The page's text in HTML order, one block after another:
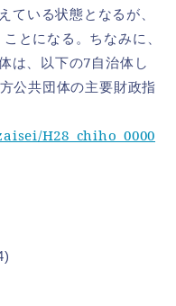
ている状態となるが、
とになる。ちなみに、
は、以下の7自治体し
公共団体の主要財政指
H28_chiho_0000